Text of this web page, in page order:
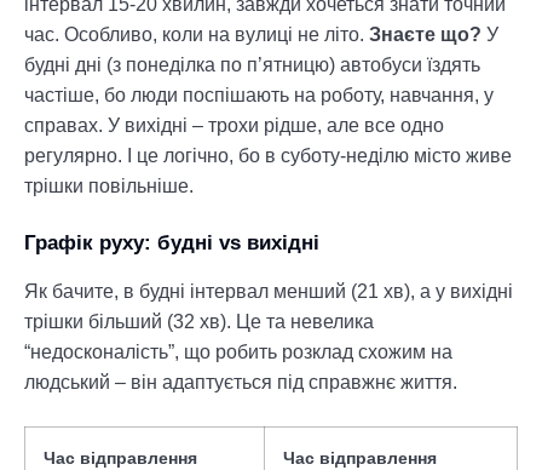
інтервал 15-20 хвилин, завжди хочеться знати точний
час. Особливо, коли на вулиці не літо. Знаєте що? У
будні дні (з понеділка по п’ятницю) автобуси їздять
частіше, бо люди поспішають на роботу, навчання, у
справах. У вихідні – трохи рідше, але все одно
регулярно. І це логічно, бо в суботу-неділю місто живе
трішки повільніше.
Графік руху: будні vs вихідні
Як бачите, в будні інтервал менший (21 хв), а у вихідні
трішки більший (32 хв). Це та невелика
“недосконалість”, що робить розклад схожим на
людський – він адаптується під справжнє життя.
Час відправлення
Час відправлення